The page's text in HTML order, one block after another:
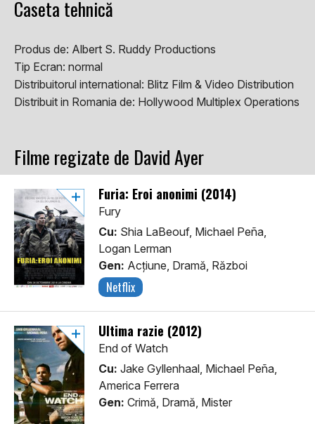
Caseta tehnică
Produs de: Albert S. Ruddy Productions
Tip Ecran: normal
Distribuitorul international: Blitz Film & Video Distribution
Distribuit in Romania de: Hollywood Multiplex Operations
Filme regizate de David Ayer
Furia: Eroi anonimi (2014)
Fury
Cu: Shia LaBeouf, Michael Peña,
Logan Lerman
Gen: Acţiune, Dramă, Război
Netflix
Ultima razie (2012)
End of Watch
Cu: Jake Gyllenhaal, Michael Peña,
America Ferrera
Gen: Crimă, Dramă, Mister